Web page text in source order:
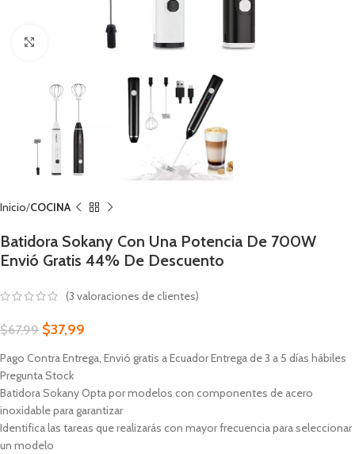
Click to enlarge
Inicio COCINA
Batidora Sokany Con Una Potencia De 700W
Envió Gratis 44% De Descuento
(3 valoraciones de clientes)
$67,99 $37,99
Pago Contra Entrega, Envió gratis a Ecuador Entrega de 3 a 5 días hábiles
Pregunta Stock
Batidora Sokany Opta por modelos con componentes de acero
inoxidable para garantizar
Identifica las tareas que realizarás con mayor frecuencia para seleccionar
un modelo